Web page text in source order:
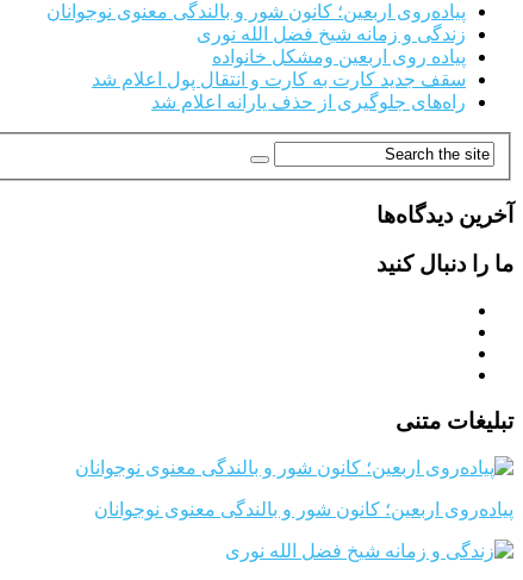
پیاده‌روی اربعین؛ کانون شور و بالندگی معنوی نوجوانان
زندگی و زمانه شیخ فضل الله نوری
پیاده روی اربعین ومشکل خانواده
سقف جدید کارت به کارت و انتقال پول اعلام شد
راه‌های جلوگیری از حذف یارانه اعلام شد
آخرین دیدگاه‌ها
ما را دنبال کنید
تبلیغات متنی
پیاده‌روی اربعین؛ کانون شور و بالندگی معنوی نوجوانان